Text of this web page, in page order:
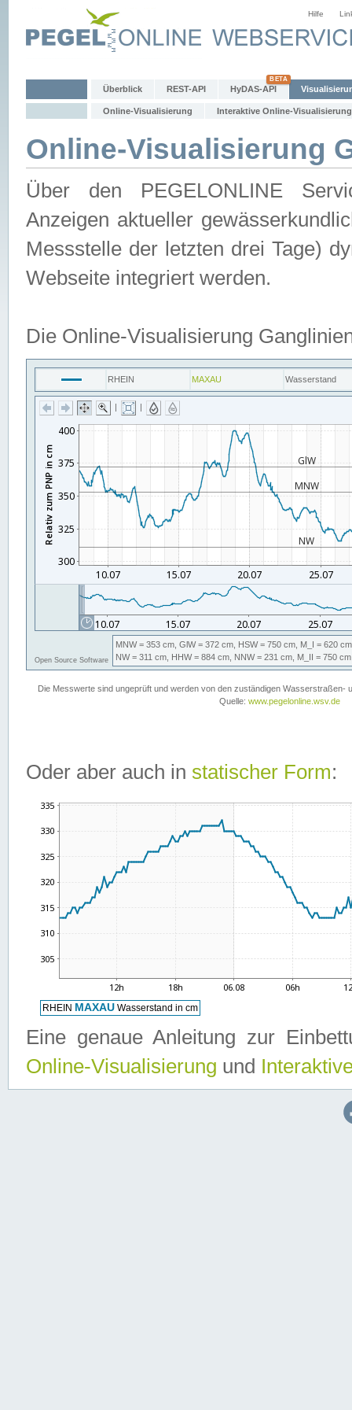
Hilfe
Überblick REST-API HyDAS-API
Online-Visualisierung Interaktive Online-Visualisierung
Online-Visualisierung
Über den PEGELONLINE
Anzeigen aktueller
Messstelle der letzten drei Tage)
Webseite integriert werden.
Die Online-Visualisierung
Oder aber auch in statischer Form:
Eine genaue Anleitung zur
Online-Visualisierung und